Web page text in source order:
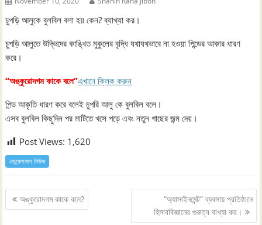
চুপড়ি আলুকে বুলবিল বলা হয় কেন? ব্যাখ্যা কর।
চুপড়ি আলুতে উদ্ভিদের কাঙ্খিত মুকুলের বৃদ্ধি যথাযথভাবে না হওয়া পিন্ডের আকার ধারণ
করে।
“অঙ্কুরোদগম কাকে বলে”এখানে ক্লিক করুন
পিন্ড আকৃতি ধারণ করে বলেই চুপরি আলু কে বুলবিল বলে।
এসব বুলবিল কিছুদিন পর মাটিতে খসে পড়ে এবং নতুন গাছের জন্ম দেয়।
Post Views: 1,620
এডুকেশনাল নিউজ
Post
navigation
অঙ্কুরোদগম কাকে বলে?
“অ্যাসাইনমেন্ট” ব্যবসায় প্রতিষ্ঠানে
হিসাববিজ্ঞানের গুরুত্ব বাখ্যা কর।